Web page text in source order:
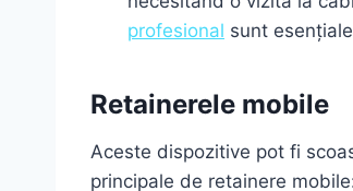
profesional sunt
Retainerele mobile
Aceste dispozitive pot fi
principale de retainere